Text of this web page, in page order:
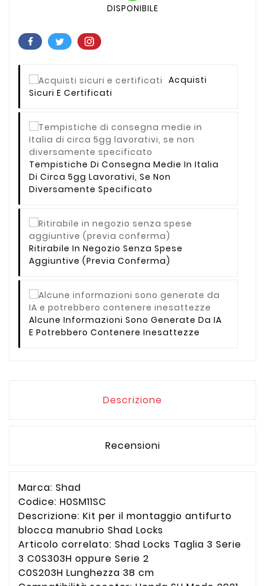
DISPONIBILE
Acquisti
Sicuri E Certificati
Tempistiche Di Consegna Medie In Italia
Di Circa 5gg Lavorativi, Se Non
Diversamente Specificato
Ritirabile In Negozio Senza Spese
Aggiuntive (previa Conferma)
Alcune Informazioni Sono Generate Da IA
E Potrebbero Contenere Inesattezze
Descrizione
Recensioni
Marca: Shad
Codice: H0SM11SC
Descrizione: Kit per il montaggio antifurto
blocca manubrio Shad Locks
Articolo correlato: Shad Locks Taglia 3 Serie
3 C0S303H oppure Serie 2
C0S203H Lunghezza 38 cm